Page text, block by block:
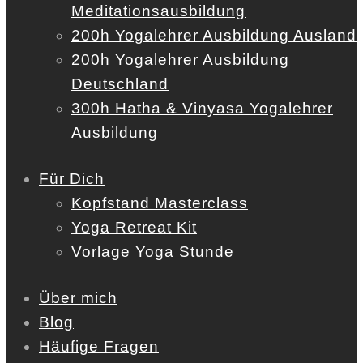
Meditationsausbildung
200h Yogalehrer Ausbildung Ausland
200h Yogalehrer Ausbildung
Deutschland
300h Hatha & Vinyasa Yogalehrer
Ausbildung
Für Dich
Kopfstand Masterclass
Yoga Retreat Kit
Vorlage Yoga Stunde
Über mich
Blog
Häufige Fragen